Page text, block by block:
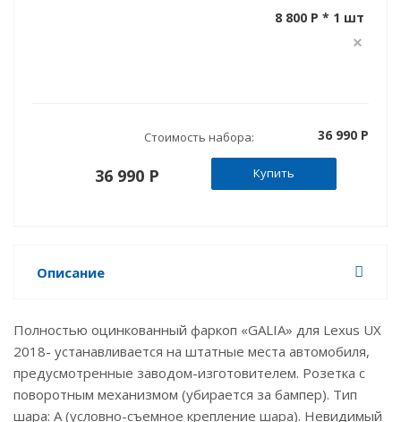
8 800 P * 1 шт
Стоимость набора: 36 990 P
36 990 P Купить
Описание
Полностью оцинкованный фаркоп «GALIA» для Lexus UX
2018- устанавливается на штатные места автомобиля,
предусмотренные заводом-изготовителем. Розетка с
поворотным механизмом (убирается за бампер). Тип
шара: A (условно-съемное крепление шара). Невидимый